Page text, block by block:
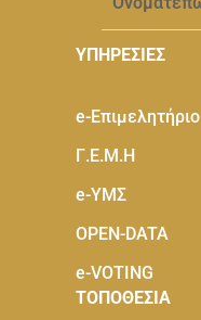
ΥΠΗΡΕΣΙΕΣ
e-Eπιμελητήριο
Γ.Ε.Μ.Η
e-ΥΜΣ
OPEN-DATA
e-VOTING
ΤΟΠΟΘΕΣΙΑ